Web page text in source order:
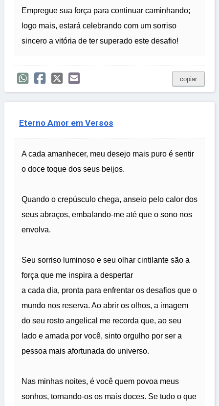
Empregue sua força para continuar caminhando;
logo mais, estará celebrando com um sorriso
sincero a vitória de ter superado este desafio!
copiar
Eterno Amor em Versos
A cada amanhecer, meu desejo mais puro é sentir
o doce toque dos seus beijos.
Quando o crepúsculo chega, anseio pelo calor dos
seus abraços, embalando-me até que o sono nos
envolva.
Seu sorriso luminoso e seu olhar cintilante são a
força que me inspira a despertar
a cada dia, pronta para enfrentar os desafios que o
mundo nos reserva. Ao abrir os olhos, a imagem
do seu rosto angelical me recorda que, ao seu
lado e amada por você, sinto orgulho por ser a
pessoa mais afortunada do universo.
Nas minhas noites, é você quem povoa meus
sonhos, tornando-os os mais doces. Se tudo o que